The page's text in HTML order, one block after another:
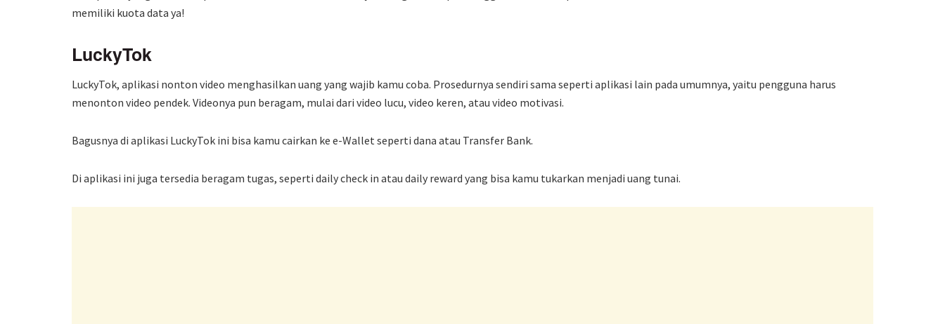
memiliki kuota data ya!
LuckyTok
LuckyTok, aplikasi nonton video menghasilkan uang yang wajib kamu coba. Prosedurnya sendiri sama seperti aplikasi lain pada umumnya, yaitu pengguna harus
menonton video pendek. Videonya pun beragam, mulai dari video lucu, video keren, atau video motivasi.
Bagusnya di aplikasi LuckyTok ini bisa kamu cairkan ke e-Wallet seperti dana atau Transfer Bank.
Di aplikasi ini juga tersedia beragam tugas, seperti daily check in atau daily reward yang bisa kamu tukarkan menjadi uang tunai.